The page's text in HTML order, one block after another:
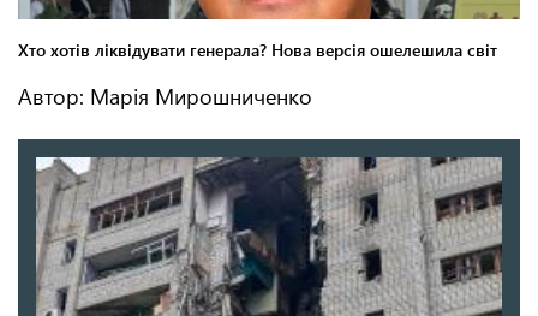
Автор: Марія Мирошниченко